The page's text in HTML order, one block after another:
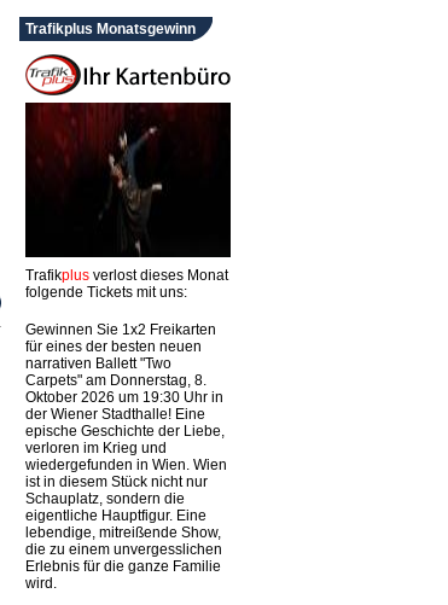
Trafikplus Monatsgewinn
Trafikplusverlost dieses Monat
folgende Tickets mit uns:
Gewinnen Sie 1x2 Freikarten
für eines der besten neuen
narrativen Ballett "Two
Carpets" am Donnerstag, 8.
Oktober 2026 um 19:30 Uhr in
der Wiener Stadthalle! Eine
epische Geschichte der Liebe,
verloren im Krieg und
wiedergefunden in Wien. Wien
ist in diesem Stück nicht nur
Schauplatz, sondern die
eigentliche Hauptfigur. Eine
lebendige, mitreißende Show,
die zu einem unvergesslichen
Erlebnis für die ganze Familie
wird.